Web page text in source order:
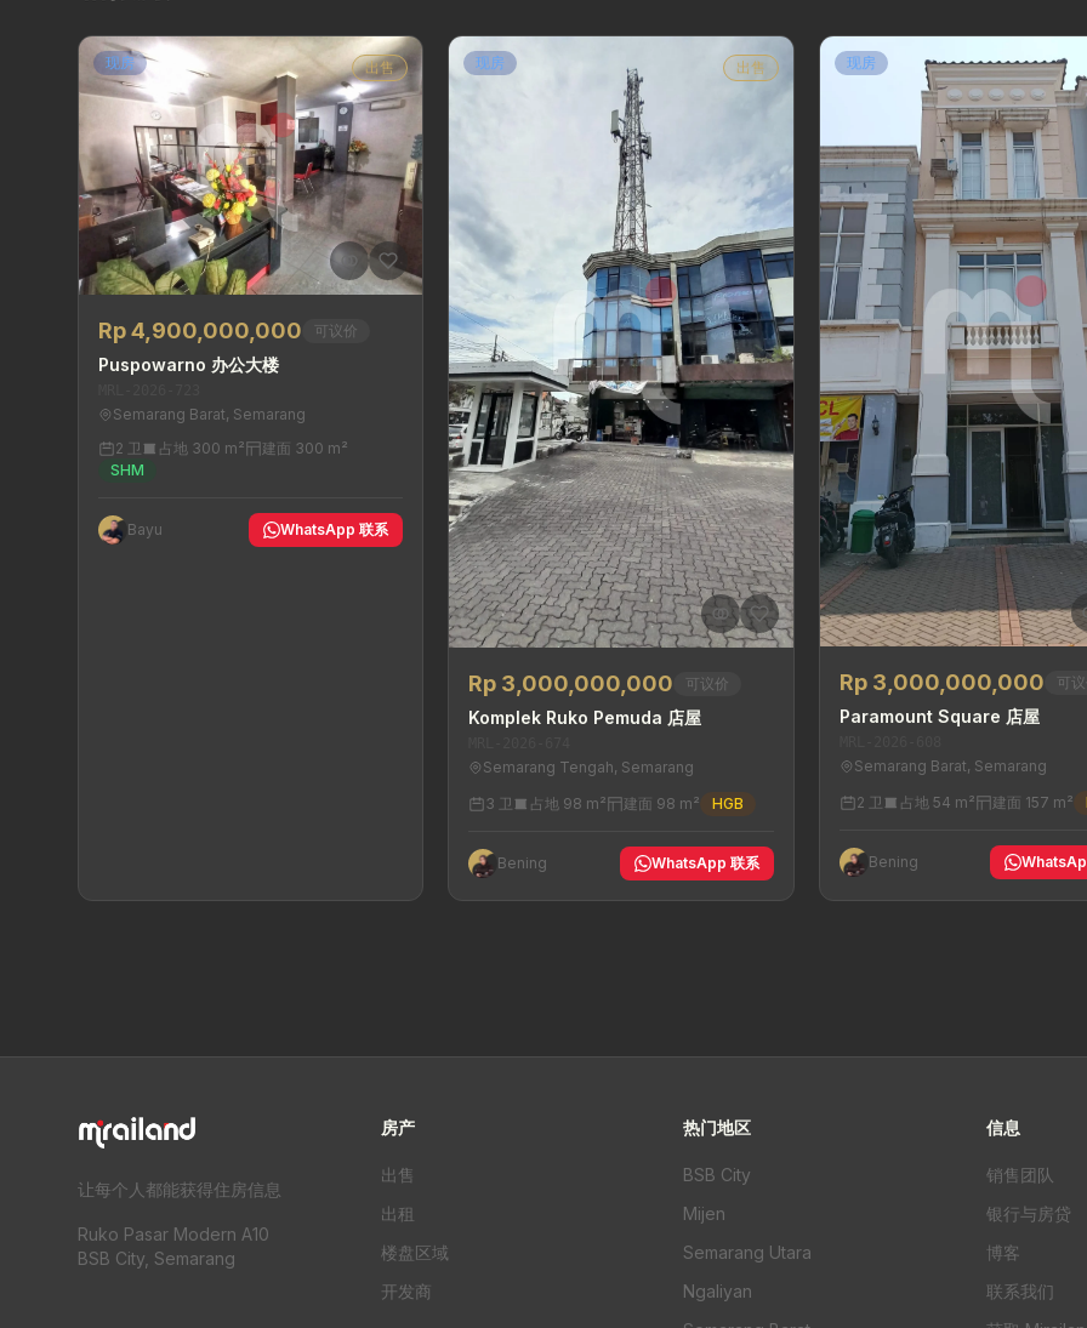
现房 出售
Rp 4,900,000,000 可议价
Puspowarno 办公大楼
Semarang Barat, Semarang
2 卫
占地 300 m²
建面 300 m²
SHM
Bayu WhatsApp 联系
现房 出售
Rp 3,000,000,000 可议价
Komplek Ruko Pemuda 店屋
Semarang Tengah, Semarang
3 卫
占地 98 m² 建面 98 m² HGB
Bening WhatsApp 联系
现房
Rp 3,000,000,000 可
Paramount Square 店屋
Semarang Barat, Semarang
2 卫
占地 54 m² 建面 157 m²
Bening
让每个人都能获得住房信息
Ruko Pasar Modern A10
BSB City, Semarang
房产
出售
出租
楼盘区域
开发商
热门地区
BSB City
Mijen
Semarang Utara
Ngaliyan
信息
销售团队
银行与房贷
博客
联系我们